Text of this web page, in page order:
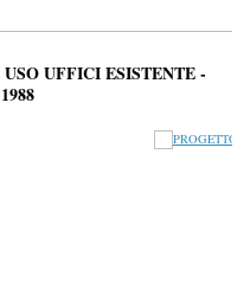
UFFICI ESISTENTE -